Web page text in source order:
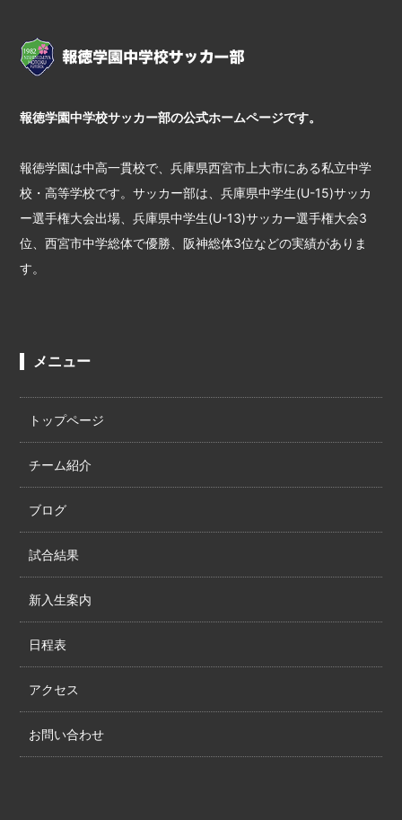
報徳学園中学校サッカー部の公式ホームページです。
報徳学園は中高一貫校で、兵庫県西宮市上大市にある私立中学
校・高等学校です。サッカー部は、兵庫県中学生(U-15)サッカ
ー選手権大会出場、兵庫県中学生(U-13)サッカー選手権大会3
位、西宮市中学総体で優勝、阪神総体3位などの実績がありま
す。
メニュー
トップページ
チーム紹介
ブログ
試合結果
新入生案内
日程表
アクセス
お問い合わせ